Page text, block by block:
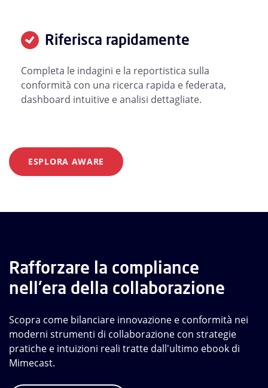
Riferisca rapidamente
Completa le indagini e la reportistica sulla
conformità con una ricerca rapida e federata,
dashboard intuitive e analisi dettagliate.
ESPLORA AWARE
Rafforzare la compliance
nell'era della collaborazione
Scopra come bilanciare innovazione e conformità nei
moderni strumenti di collaborazione con strategie
pratiche e intuizioni reali tratte dall'ultimo ebook di
Mimecast.